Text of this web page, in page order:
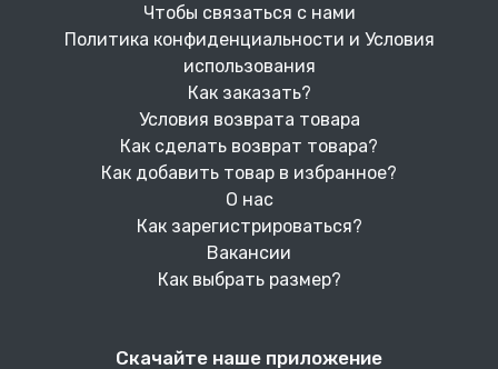
Чтобы связаться с нами
Политика конфиденциальности и Условия
использования
Как заказать?
Условия возврата товара
Как сделать возврат товара?
Как добавить товар в избранное?
О нас
Как зарегистрироваться?
Вакансии
Как выбрать размер?
Скачайте наше приложение